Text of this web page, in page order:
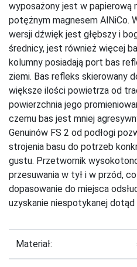
wyposażony jest w papierową
potężnym magnesem AlNiCo.
wersji dźwięk jest głębszy i
średnicy, jest również więcej
kolumny posiadają port bas
ziemi. Bas refleks skierowany
większe ilości powietrza od
powierzchnia jego
czemu bas jest mniej
Genuinów FS 2 od podłogi
strojenia basu do potrzeb
gustu. Przetwornik
przesuwania w tył i w przód,
dopasowanie do miejsca
uzyskanie niespotykanej
Materiał: